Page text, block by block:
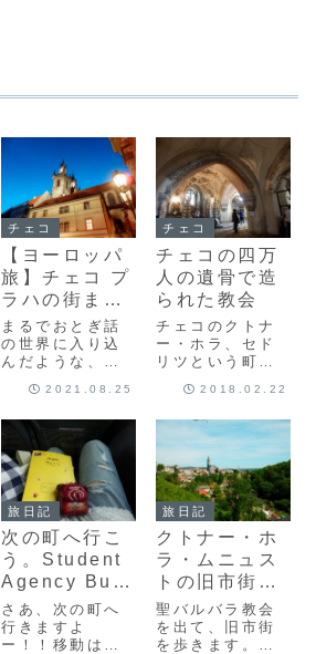
チェコ
【ヨーロッパ
旅】チェコ プ
ラハの街まと
め
まるでおとぎ話
の世界に入り込
んだような、可
だったプラハ。
心地のように過
ごせるかと思い
きや、意外と一
筋縄ではいかな
かった街。今日
はそんなチェ
コ、プラハの街
のまとめ記事で
す。
2021.08.25
チェコ
チェコの四万
人の遺骨で造
られた教会
チェコのクトナ
ー・ホラ、セド
リツという町
で造られた教会
き方や教会の歴
史などを紹介し
ます。実際は気
味の悪い場所で
もおぞましくも
ない、いわ
ば。。。
2018.02.22
旅日記
次の町へ行こ
う。Student
Agency Bus
に乗って
さあ、次の町へ
行きますよ
ー！！移動はと
旅日記
クトナー・ホ
ラ・ムニュス
トの旧市街を
歩こう
聖バルバラ教会
を出て、旧市街
を歩きます。来